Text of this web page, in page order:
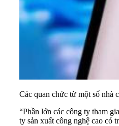
Các quan chức từ một số nhà
“Phần lớn các công ty tham
ty sản xuất công nghệ cao có